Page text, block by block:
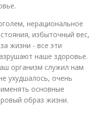
нерациональное
избыточный вес,
жизни - все эти
наше здоровье.
организм служил нам
ухудшалось, очень
основные
образ жизни.